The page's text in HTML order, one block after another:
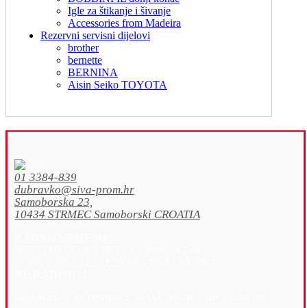
Igle za štikanje i šivanje
Accessories from Madeira
Rezervni servisni dijelovi
brother
bernette
BERNINA
Aisin Seiko TOYOTA
01 3384-839
dubravko@siva-prom.hr
Samoborska 23,
10434 STRMEC Samoborski CROATIA